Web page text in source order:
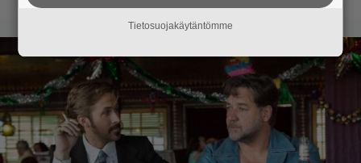
Tietosuojakäytäntömme